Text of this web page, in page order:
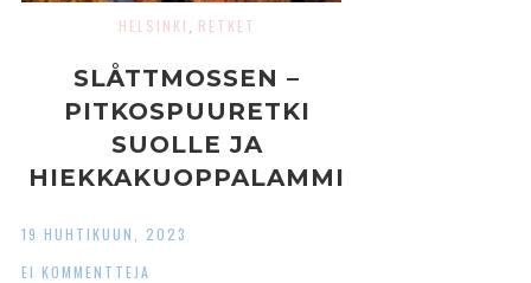
HELSINKI RETKET
SLÅTTMOSSEN –
PITKOSPUURETKI
SUOLLE JA
HIEKKAKUOPPALAMMI
JAKOMÄESSÄ
19 HUHTIKUUN, 2023
EI KOMMENTTEJA